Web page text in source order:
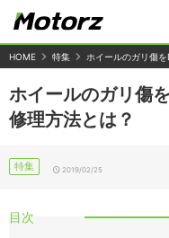
HOME 特集 ホイールのガリ傷
ホイールのガリ傷
修理方法とは？
特集 2019/02/25
目次